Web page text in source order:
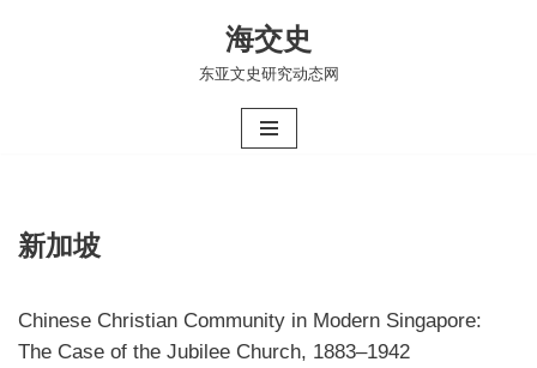
海交史
东亚文史研究动态网
新加坡
Chinese Christian Community in Modern Singapore:
The Case of the Jubilee Church, 1883–1942